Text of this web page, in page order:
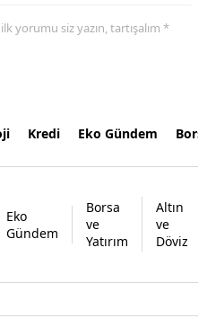
yorumu siz yazın, tartışalım *
Kredi Eko Gündem
Eko
Gündem
Borsa
ve
Yatırım
Altın
ve
Döviz